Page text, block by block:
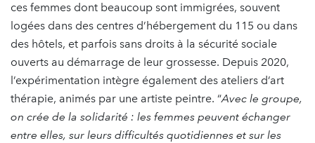
ces femmes dont beaucoup sont immigrées, souvent
logées dans des centres d’hébergement du 115 ou dans
des hôtels, et parfois sans droits à la sécurité sociale
ouverts au démarrage de leur grossesse. Depuis 2020,
l’expérimentation intègre également des ateliers d’art
thérapie, animés par une artiste peintre. “Avec le groupe,
on crée de la solidarité : les femmes peuvent échanger
entre elles, sur leurs difficultés quotidiennes et sur les